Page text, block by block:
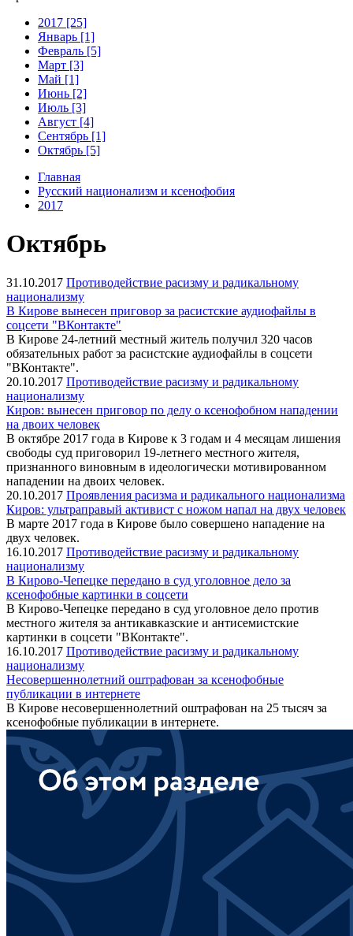
2017 [25]
Январь [1]
Февраль [5]
Март [3]
Май [1]
Июнь [2]
Июль [3]
Август [4]
Сентябрь [1]
Октябрь [5]
Главная
Русский национализм и ксенофобия
2017
Октябрь
31.10.2017 Противодействие расизму и радикальному
национализму
В Кирове вынесен приговор за расистские аудиофайлы в
соцсети "ВКонтакте"
В Кирове 24-летний местный житель получил 320 часов
обязательных работ за расистские аудиофайлы в соцсети
"ВКонтакте".
20.10.2017 Противодействие расизму и радикальному
национализму
Киров: вынесен приговор по делу о ксенофобном нападении
на двоих человек
В октябре 2017 года в Кирове к 3 годам и 4 месяцам лишения
свободы суд приговорил 19-летнего местного жителя,
признанного виновным в идеологически мотивированном
нападении на двоих человек.
20.10.2017 Проявления расизма и радикального национализма
Киров: ультраправый активист с ножом напал на двух человек
В марте 2017 года в Кирове было совершено нападение на
двух человек.
16.10.2017 Противодействие расизму и радикальному
национализму
В Кирово-Чепецке передано в суд уголовное дело за
ксенофобные картинки в соцсети
В Кирово-Чепецке передано в суд уголовное дело против
местного жителя за антикавказские и антисемистские
картинки в соцсети "ВКонтакте".
16.10.2017 Противодействие расизму и радикальному
национализму
Несовершеннолетний оштрафован за ксенофобные
публикации в интернете
В Кирове несовершеннолетний оштрафован на 25 тысяч за
ксенофобные публикации в интернете.